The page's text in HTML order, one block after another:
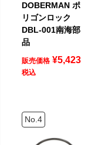
DOBERMAN ポ
リゴンロック
DBL-001南海部
品
販売価格 ¥5,423
税込